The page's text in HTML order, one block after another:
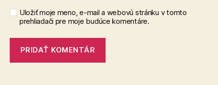
Uložiť moje meno, e-mail a webovú stránku v tomto
prehliadači pre moje budúce komentáre.